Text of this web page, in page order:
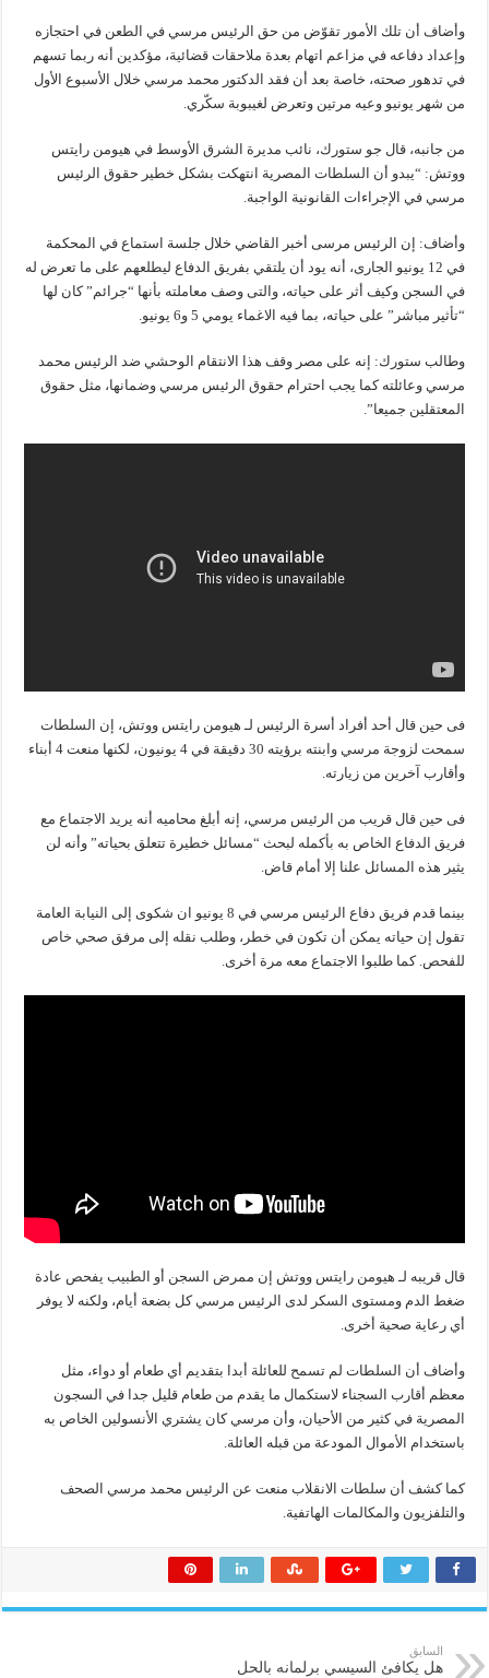
وأضاف أن تلك الأمور تقوّض من حق الرئيس مرسي في الطعن في احتجازه
وإعداد دفاعه في مزاعم اتهام بعدة ملاحقات قضائية، مؤكدين أنه ربما تسهم
في تدهور صحته، خاصة بعد أن فقد الدكتور محمد مرسي خلال الأسبوع الأول
من شهر يونيو وعيه مرتين وتعرض لغيبوبة سكّري.
من جانبه، قال جو ستورك، نائب مديرة الشرق الأوسط في هيومن رايتس
ووتش: “يبدو أن السلطات المصرية انتهكت بشكل خطير حقوق الرئيس
مرسي في الإجراءات القانونية الواجبة.
وأضاف: إن الرئيس مرسى أخبر القاضي خلال جلسة استماع في المحكمة
في 12 يونيو الجارى، أنه يود أن يلتقي بفريق الدفاع ليطلعهم على ما تعرض له
في السجن وكيف أثر على حياته، والتى وصف معاملته بأنها “جرائم” كان لها
“تأثير مباشر” على حياته، بما فيه الاغماء يومي 5 و6 يونيو.
وطالب ستورك: إنه على مصر وقف هذا الانتقام الوحشي ضد الرئيس محمد
مرسي وعائلته كما يجب احترام حقوق الرئيس مرسي وضمانها، مثل حقوق
المعتقلين جميعا”.
فى حين قال أحد أفراد أسرة الرئيس لـ هيومن رايتس ووتش، إن السلطات
سمحت لزوجة مرسي وابنته برؤيته 30 دقيقة في 4 يونيون، لكنها منعت 4 أبناء
وأقارب آخرين من زيارته.
فى حين قال قريب من الرئيس مرسي، إنه أبلغ محاميه أنه يريد الاجتماع مع
فريق الدفاع الخاص به بأكمله لبحث “مسائل خطيرة تتعلق بحياته” وأنه لن
يثير هذه المسائل علنا إلا أمام قاض.
بينما قدم فريق دفاع الرئيس مرسي في 8 يونيو ان شكوى إلى النيابة العامة
تقول إن حياته يمكن أن تكون في خطر، وطلب نقله إلى مرفق صحي خاص
للفحص. كما طلبوا الاجتماع معه مرة أخرى.
قال قريبه لـ هيومن رايتس ووتش إن ممرض السجن أو الطبيب يفحص عادة
ضغط الدم ومستوى السكر لدى الرئيس مرسي كل بضعة أيام، ولكنه لا يوفر
أي رعاية صحية أخرى.
وأضاف أن السلطات لم تسمح للعائلة أبدا بتقديم أي طعام أو دواء، مثل
معظم أقارب السجناء لاستكمال ما يقدم من طعام قليل جدا في السجون
المصرية في كثير من الأحيان، وأن مرسي كان يشتري الأنسولين الخاص به
باستخدام الأموال المودعة من قبله العائلة.
كما كشف أن سلطات الانقلاب منعت عن الرئيس محمد مرسي الصحف
والتلفزيون والمكالمات الهاتفية.
السابق
هل يكافئ السيسي برلمانه بالحل